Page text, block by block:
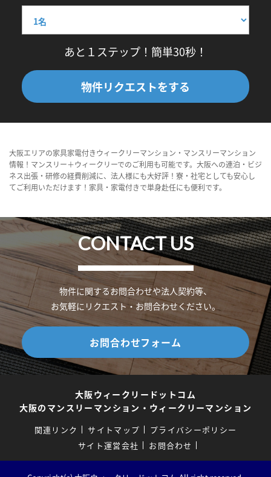
あと１ステップ！簡単30秒！
物件リクエストをする
大阪エリアの家具家電付きウィークリーマンション・マンスリーマンション
情報！マンスリー＋ウィークリーでのご利用も可能です。大阪への連泊・ビジ
ネス出張・研修の経費削減に、法人様にも大好評！寮・社宅としても安心し
てご利用いただけます！家具・家電付きで単身赴任にも便利です。
CONTACT US
物件に関するお問合わせや法人契約等、
お気軽にリクエスト・お問合わせください。
お問合わせフォーム
大阪ウィークリードットコム
大阪のマンスリーマンション・ウィークリーマンション
関連リンク サイトマップ
プライバシーポリシー
サイト運営会社
お問合わせ